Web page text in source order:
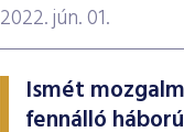
2022. jún. 01.
Ismét
fennálló